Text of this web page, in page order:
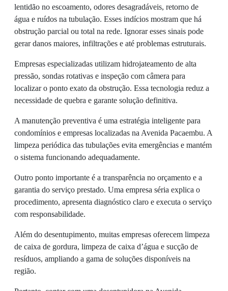
lentidão no escoamento, odores desagradáveis, retorno de
água e ruídos na tubulação. Esses indícios mostram que há
obstrução parcial ou total na rede. Ignorar esses sinais pode
gerar danos maiores, infiltrações e até problemas estruturais.
Empresas especializadas utilizam hidrojateamento de alta
pressão, sondas rotativas e inspeção com câmera para
localizar o ponto exato da obstrução. Essa tecnologia reduz a
necessidade de quebra e garante solução definitiva.
A manutenção preventiva é uma estratégia inteligente para
condomínios e empresas localizadas na Avenida Pacaembu. A
limpeza periódica das tubulações evita emergências e mantém
o sistema funcionando adequadamente.
Outro ponto importante é a transparência no orçamento e a
garantia do serviço prestado. Uma empresa séria explica o
procedimento, apresenta diagnóstico claro e executa o serviço
com responsabilidade.
Além do desentupimento, muitas empresas oferecem limpeza
de caixa de gordura, limpeza de caixa d’água e sucção de
resíduos, ampliando a gama de soluções disponíveis na
região.